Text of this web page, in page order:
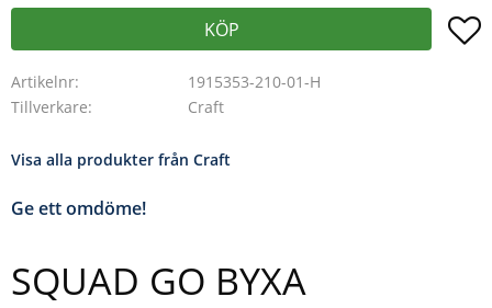
KÖP
Artikelnr
1915353-210-01-H
Tillverkare
Craft
Visa alla produkter från Craft
Ge ett omdöme!
SQUAD GO BYXA